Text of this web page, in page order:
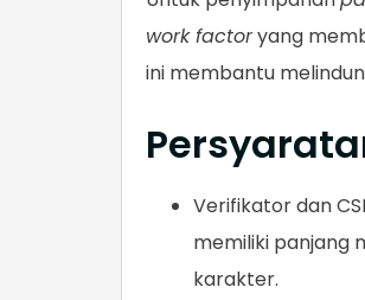
work factoryang
ini membantu
Verifikator dan
memiliki panjang
karakter.